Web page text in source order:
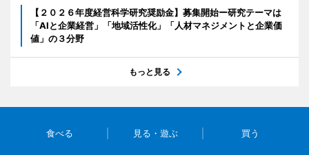
【２０２６年度経営科学研究奨励金】募集開始ー研究テーマは
「AIと企業経営」「地域活性化」「人材マネジメントと企業価
値」の３分野
もっと見る
食べる 見る・遊ぶ 買う